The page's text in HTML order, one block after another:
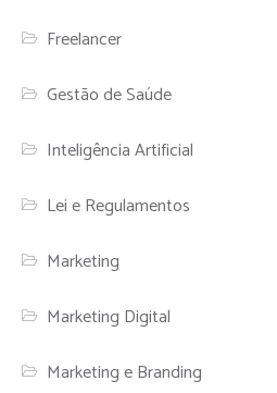
Freelancer
Gestão de Saúde
Inteligência Artificial
Lei e Regulamentos
Marketing
Marketing Digital
Marketing e Branding